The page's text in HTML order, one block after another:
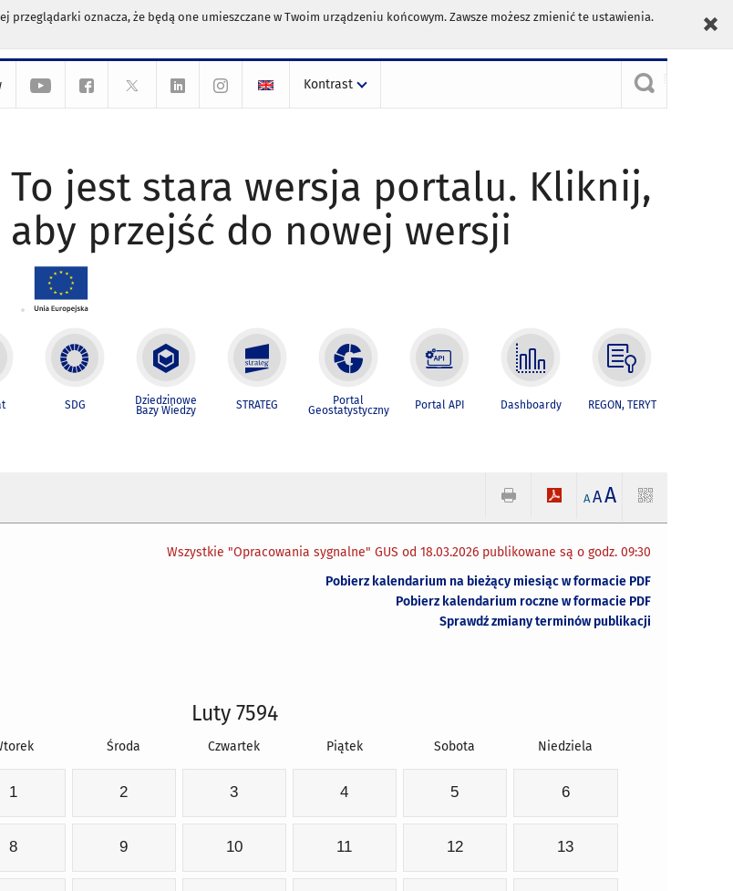
przeglądarki oznacza, że będą one umieszczane w Twoim urządzeniu końcowym. Zawsze możesz zmienić te ustawienia.
Kontrast
To jest stara wersja portalu. Kliknij,
aby przejść do nowej wersji
SDG Dziedzinowe
Bazy Wiedzy STRATEG Portal
Geostatystyczny Portal API Dashboardy REGON, TERYT
A AA
Wszystkie "Opracowania sygnalne" GUS od 18.03.2026 publikowane są o godz. 09:30
Pobierz kalendarium na bieżący miesiąc w formacie PDF
Pobierz kalendarium roczne w formacie PDF
Sprawdź zmiany terminów publikacji
Luty 7594
Środa Czwartek Piątek Sobota Niedziela
1 2 3 4 5 6
8 9 10 11 12 13